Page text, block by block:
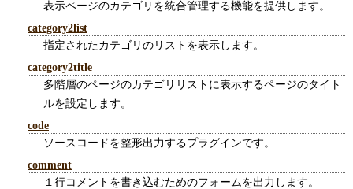
表示ページのカテゴリを統合管理する機能を提供します。
category2list
指定されたカテゴリのリストを表示します。
category2title
多階層のページのカテゴリリストに表示するページのタイト
ルを設定します。
code
ソースコードを整形出力するプラグインです。
comment
１行コメントを書き込むためのフォームを出力します。